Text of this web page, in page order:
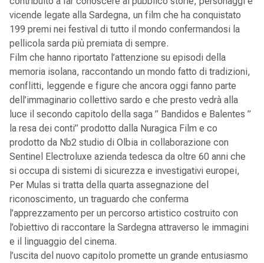
vicende legate alla Sardegna, un film che ha conquistato
199 premi nei festival di tutto il mondo confermandosi la
pellicola sarda più premiata di sempre.
Film che hanno riportato l’attenzione su episodi della
memoria isolana, raccontando un mondo fatto di tradizioni,
conflitti, leggende e figure che ancora oggi fanno parte
dell’immaginario collettivo sardo e che presto vedrà alla
luce il secondo capitolo della saga ” Bandidos e Balentes ”
la resa dei conti” prodotto dalla Nuragica Film e co
prodotto da Nb2 studio di Olbia in collaborazione con
Sentinel Electroluxe azienda tedesca da oltre 60 anni che
si occupa di sistemi di sicurezza e investigativi europei,
Per Mulas si tratta della quarta assegnazione del
riconoscimento, un traguardo che conferma
l’apprezzamento per un percorso artistico costruito con
l’obiettivo di raccontare la Sardegna attraverso le immagini
e il linguaggio del cinema.
l’uscita del nuovo capitolo promette un grande entusiasmo